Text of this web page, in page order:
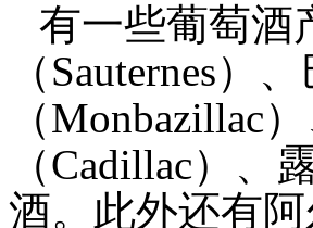
有一些葡萄酒
（Sauternes）
（Monbazillac
（Cadillac）
酒。此外还有阿